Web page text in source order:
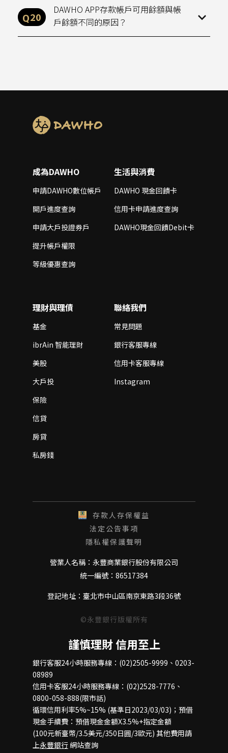
DAWHO APP存款帳戶可用餘額與帳
戶餘額不同的原因？
成為DAWHO
申請DAWHO數位帳戶
開戶進度查詢
申請大戶投證券戶
提升帳戶權限
等級優惠查詢
生活與消費
DAWHO 現金回饋卡
信用卡申請進度查詢
DAWHO現金回饋Debit卡
理財與理債
基金
ibrAin 智能理財
美股
大戶投
保險
信貸
房貸
私房錢
聯絡我們
常見問題
銀行客服專線
信用卡客服專線
Instagram
存款人存保權益
法定公告事項
隱私權保護聲明
營業人名稱：永豐商業銀行股份有限公司
統一編號：86517384
登記地址：臺北市中山區南京東路3段36號
©永豐銀行版權所有
謹慎理財 信用至上
銀行客服24小時服務專線：(02)2505-9999、0203-
08989
信用卡客服24小時服務專線：(02)2528-7776、
0800-058-888(限市話)
循環信用利率5%~15% (基準日2023/03/03)；預借
現金手續費：預借現金金額X3.5%+指定金額
(100元新臺幣/3.5美元/350日圓/3歐元) 其他費用請
上永豐銀行 網站查詢